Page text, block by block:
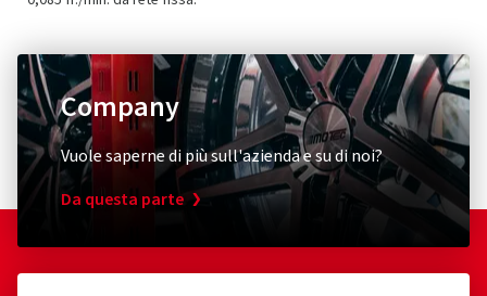
2 stelle
E-mail:info@borbet.de
Company
Vuole saperne di più sull'azienda e su di noi?
Da questa parte